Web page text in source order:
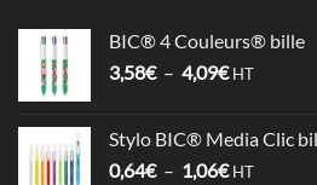
BIC® 4 Couleurs® bille
3,58€ – 4,09€Plage
3,58€
à
HT
Stylo BIC® Media Clic
0,64€ – 1,06€Plage
HT